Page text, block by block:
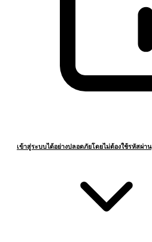
เข้าสู่ระบบได้อย่างปลอดภัยโดยไม่ต้องใช้รหัสผ่าน